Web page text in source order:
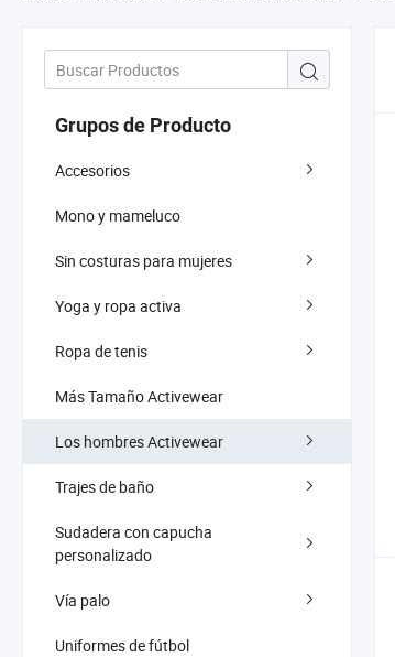
Grupos de Producto
Accesorios
Mono y mameluco
Sin costuras para mujeres
Yoga y ropa activa
Ropa de tenis
Más Tamaño Activewear
Los hombres Activewear
Trajes de baño
Sudadera con capucha
personalizado
Vía palo
Uniformes de fútbol